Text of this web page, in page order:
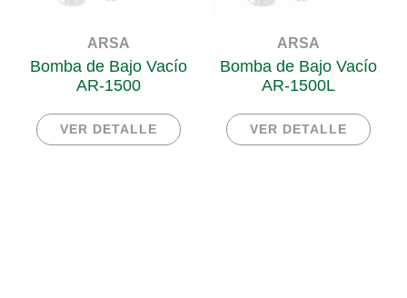
ARSA
Bomba de Bajo Vacío
AR-1500
VER DETALLE
ARSA
Bomba de Bajo Vacío
AR-1500L
VER DETALLE